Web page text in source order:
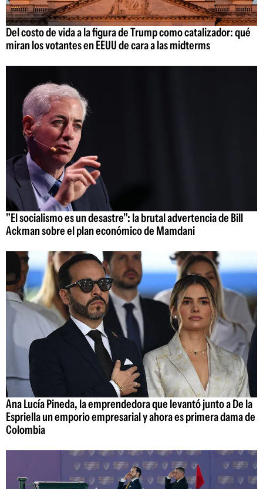
Del costo de vida a la figura de Trump como catalizador: qué
miran los votantes en EEUU de cara a las midterms
"El socialismo es un desastre": la brutal advertencia de Bill
Ackman sobre el plan económico de Mamdani
Ana Lucía Pineda, la emprendedora que levantó junto a De la
Espriella un emporio empresarial y ahora es primera dama de
Colombia